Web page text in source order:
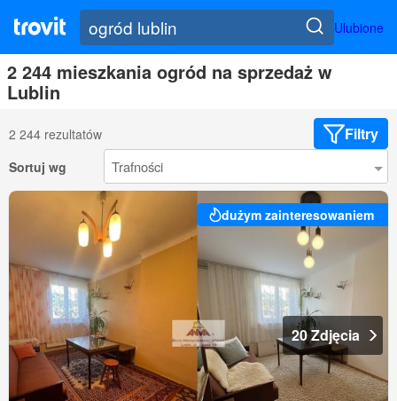
Ulubione
2 244 mieszkania ogród na sprzedaż w
Lublin
2 244 rezultatów Filtry
Sortuj wg
dużym zainteresowaniem
20 Zdjęcia